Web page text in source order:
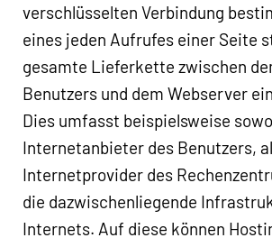
verschlüsselten Verbindung
eines jeden Aufrufes einer Seite
gesamte Lieferkette zwischen
Benutzers und dem Webserver
Dies umfasst beispielsweise
Internetanbieter des Benutzers,
Internetprovider des
die dazwischenliegende
Internets. Auf diese können